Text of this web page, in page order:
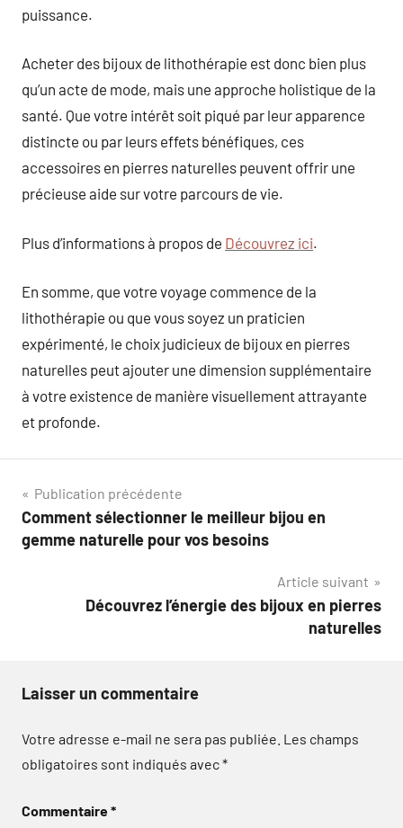
puissance.
Acheter des bijoux de lithothérapie est donc bien plus
qu’un acte de mode, mais une approche holistique de la
santé. Que votre intérêt soit piqué par leur apparence
distincte ou par leurs effets bénéfiques, ces
accessoires en pierres naturelles peuvent offrir une
précieuse aide sur votre parcours de vie.
Plus d’informations à propos de Découvrez ici.
En somme, que votre voyage commence de la
lithothérapie ou que vous soyez un praticien
expérimenté, le choix judicieux de bijoux en pierres
naturelles peut ajouter une dimension supplémentaire
à votre existence de manière visuellement attrayante
et profonde.
Navigation
de
Publication précédente
Comment sélectionner le meilleur bijou en
gemme naturelle pour vos besoins
Article suivant
Découvrez l’énergie des bijoux en pierres
naturelles
Laisser un commentaire
Votre adresse e-mail ne sera pas publiée. Les champs
obligatoires sont indiqués avec*
Commentaire*